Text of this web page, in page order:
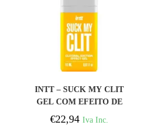
INTT – SUCK MY CLIT
GEL COM EFEITO DE
SUCÇÃO MANGA
TROPICAL 15 ML
€22,94 Iva Inc.